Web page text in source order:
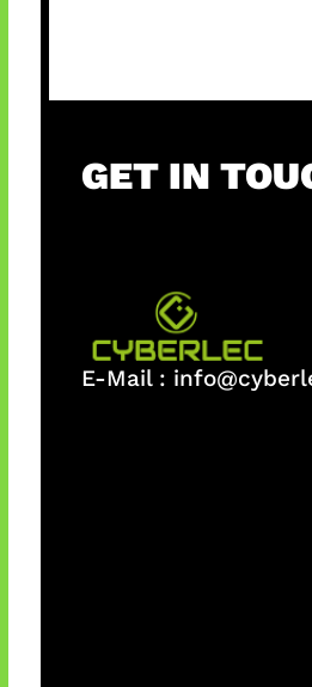
GET IN
E-Mail :